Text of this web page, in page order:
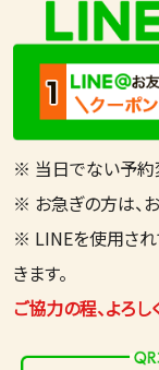
※ 当日でない予約
※ お急ぎの方は、
※ LINEを使用さ
きます。
ご協力の程、よろし